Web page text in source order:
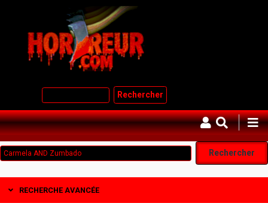
Rechercher
RECHERCHE AVANCÉE